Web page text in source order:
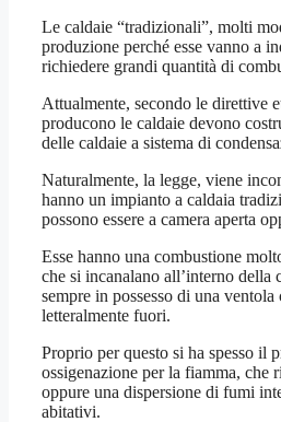
Le caldaie “tradizionali”, molti
produzione perché esse vanno a
richiedere grandi quantità di
Attualmente, secondo le direttive
producono le caldaie devono
delle caldaie a sistema di
Naturalmente, la legge, viene
hanno un impianto a caldaia
possono essere a camera aperta
Esse hanno una combustione
che si incanalano all’interno della
sempre in possesso di una ventola
letteralmente fuori.
Proprio per questo si ha spesso il
ossigenazione per la fiamma, che
oppure una dispersione di fumi
abitativi.